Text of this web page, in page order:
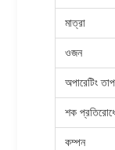
মাত্রা
ওজন
অপারেটিং
শক
কম্পন